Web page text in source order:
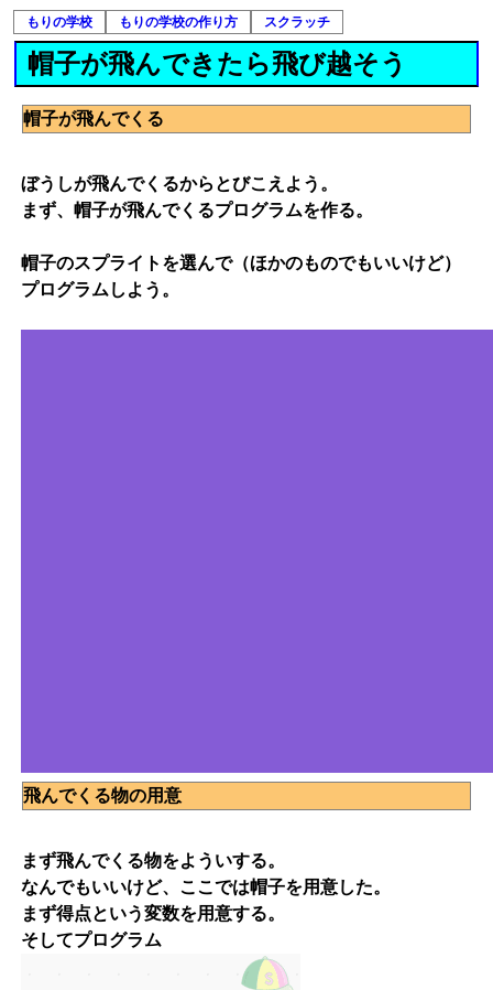
もりの学校 もりの学校の作り方 スクラッチ
帽子が飛んできたら飛び越そう
帽子が飛んでくる
ぼうしが飛んでくるからとびこえよう。
まず、帽子が飛んでくるプログラムを作る。
帽子のスプライトを選んで（ほかのものでもいいけど）
プログラムしよう。
飛んでくる物の用意
まず飛んでくる物をよういする。
なんでもいいけど、ここでは帽子を用意した。
まず得点という変数を用意する。
そしてプログラム